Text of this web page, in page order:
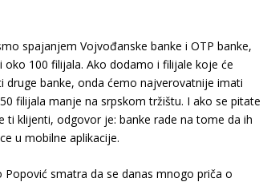
spajanjem Vojvođanske banke i OTP banke,
oko 100 filijala. Ako dodamo i filijale koje će
druge banke, onda ćemo najverovatnije imati
filijala manje na srpskom tržištu. I ako se pitate
ti klijenti, odgovor je: banke rade na tome da ih
u mobilne aplikacije.
Popović smatra da se danas mnogo priča o